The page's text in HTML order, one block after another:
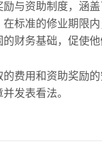
与资助制度，涵
标准的修业期限
财务基础，促使
费用和资助奖励
发表看法。